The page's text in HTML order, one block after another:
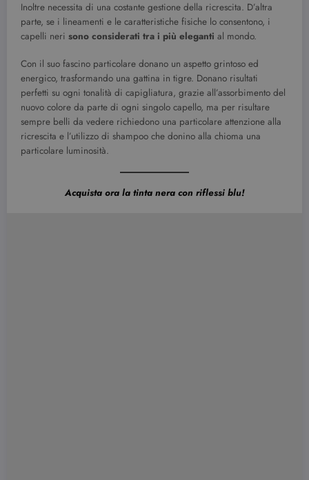
Inoltre necessita di una costante gestione della ricrescita. D’altra
parte, se i lineamenti e le caratteristiche fisiche lo consentono, i
capelli neri sono considerati tra i più eleganti al mondo.
Con il suo fascino particolare donano un aspetto grintoso ed
energico, trasformando una gattina in tigre. Donano risultati
perfetti su ogni tonalità di capigliatura, grazie all’assorbimento del
nuovo colore da parte di ogni singolo capello, ma per risultare
sempre belli da vedere richiedono una particolare attenzione alla
ricrescita e l’utilizzo di shampoo che donino alla chioma una
particolare luminosità.
Acquista ora la tinta nera con riflessi blu!